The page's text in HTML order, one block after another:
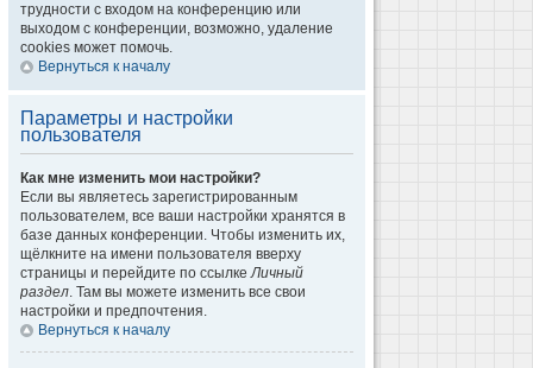
трудности с входом на конференцию или
выходом с конференции, возможно, удаление
cookies может помочь.
Вернуться к началу
Параметры и настройки
пользователя
Как мне изменить мои настройки?
Если вы являетесь зарегистрированным
пользователем, все ваши настройки хранятся в
базе данных конференции. Чтобы изменить их,
щёлкните на имени пользователя вверху
страницы и перейдите по ссылкеЛичный
раздел. Там вы можете изменить все свои
настройки и предпочтения.
Вернуться к началу